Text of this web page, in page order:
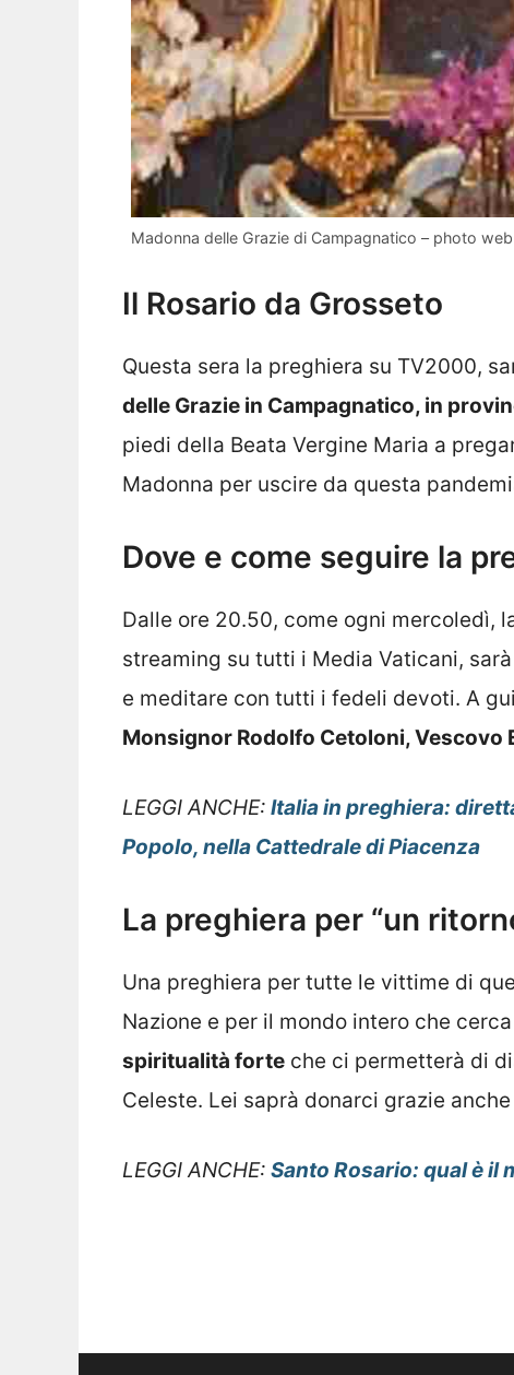
Madonna delle Grazie di Campagnatico – photo
Il Rosario da Grosseto
Questa sera la preghiera su TV2000,
delle Grazie in Campagnatico, in
piedi della Beata Vergine Maria a
Madonna per uscire da questa
Dove e come seguire la
Dalle ore 20.50, come ogni mercoledì,
streaming su tutti i Media Vaticani,
e meditare con tutti i fedeli devoti. A
Monsignor Rodolfo Cetoloni, Vescovo
LEGGI ANCHE: Italia in preghiera:
Popolo, nella Cattedrale di Piacenza
La preghiera per “un
Una preghiera per tutte le vittime di
Nazione e per il mondo intero che
spiritualità forte che ci permetterà di
Celeste. Lei saprà donarci grazie
LEGGI ANCHE: Santo Rosario: qual è il